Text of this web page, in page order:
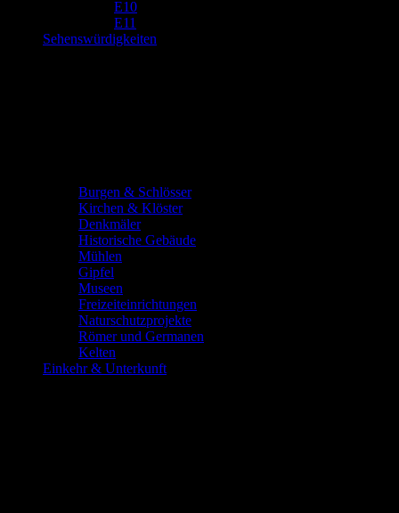
E10
E11
Sehenswürdigkeiten
Burgen & Schlösser
Kirchen & Klöster
Denkmäler
Historische Gebäude
Mühlen
Gipfel
Museen
Freizeiteinrichtungen
Naturschutzprojekte
Römer und Germanen
Kelten
Einkehr & Unterkunft